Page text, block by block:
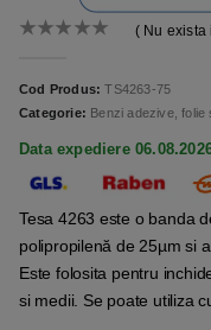
( Nu exista
Cod Produs:TS4263-75
Categorie: Benzi adezive,
Data expediere
Tesa 4263 este o banda
polipropilenă de 25µm si
Este folosita pentru
si medii. Se poate utiliza